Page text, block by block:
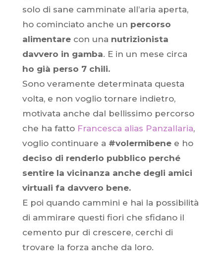
solo di sane camminate all’aria aperta,
ho cominciato anche un percorso
alimentarecon una nutrizionista
davvero in gamba. E in un mese circa
ho già perso 7 chili.
Sono veramente determinata questa
volta, e non voglio tornare indietro,
motivata anche dal bellissimo percorso
che ha fatto Francesca alias Panzallaria,
voglio continuare a #volermibenee ho
deciso di renderlo pubblico perché
sentire la vicinanza anche degli amici
virtuali fa davvero bene.
E poi quando cammini e hai la possibilità
di ammirare questi fiori che sfidano il
cemento pur di crescere, cerchi di
trovare la forza anche da loro.